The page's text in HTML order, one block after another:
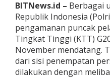
0
P
o
l
r
i
T
e
BITNews.id – Berbagai
Republik Indonesia
pengamanan puncak
Tingkat Tinggi (KTT)
November mendatang.
dari sisi penempatan
dilakukan dengan